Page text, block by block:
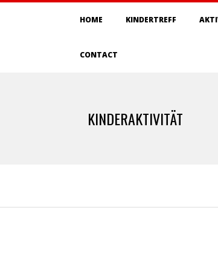
HOME KINDERTREFF
CONTACT
KINDERAKTIVITÄT